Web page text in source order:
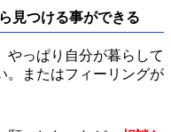
見つける事ができる
やっぱり自分が暮らして
。またはフィーリングが